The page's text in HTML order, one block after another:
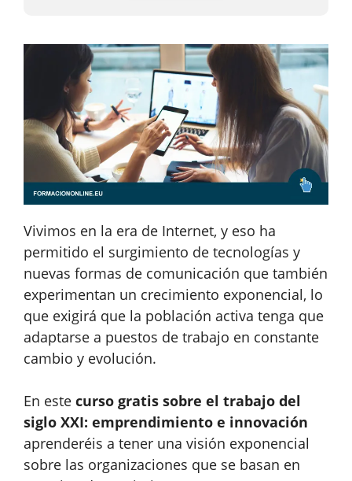
Vivimos en la era de Internet, y eso ha
permitido el surgimiento de tecnologías y
nuevas formas de comunicación que también
experimentan un crecimiento exponencial, lo
que exigirá que la población activa tenga que
adaptarse a puestos de trabajo en constante
cambio y evolución.
En este curso gratis sobre el trabajo del
siglo XXI: emprendimiento e innovación
aprenderéis a tener una visión exponencial
sobre las organizaciones que se basan en